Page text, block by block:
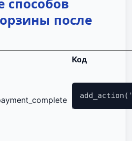
способов
после
Код